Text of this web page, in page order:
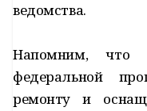
ведомства.
Напомним,
федеральной
ремонту и